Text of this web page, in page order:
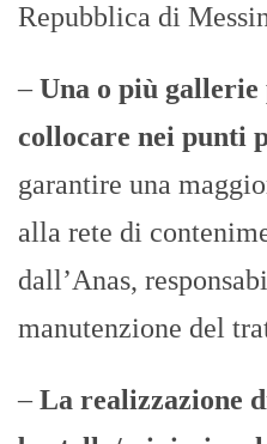
Repubblica di
–Una o più gallerie
collocare nei punti
garantire una
alla rete di
dall’Anas,
manutenzione del
–La realizzazione